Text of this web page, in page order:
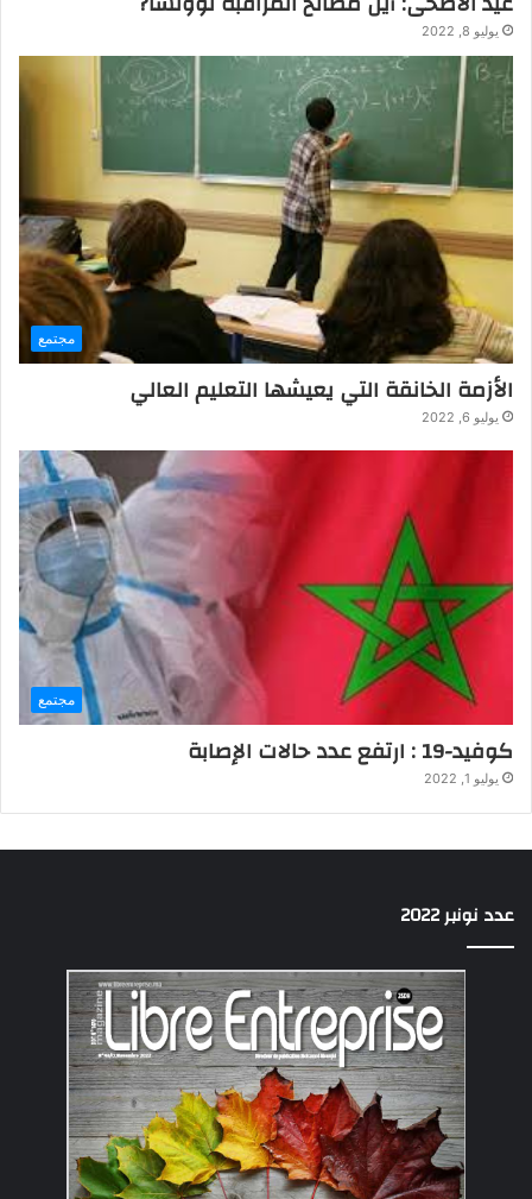
يوليو 8, 2022
مجتمع
الأزمة الخانقة التي يعيشها التعليم العالي
يوليو 6, 2022
مجتمع
كوفيد-19 : ارتفع عدد حالات الإصابة
يوليو 1, 2022
عدد نونبر 2022